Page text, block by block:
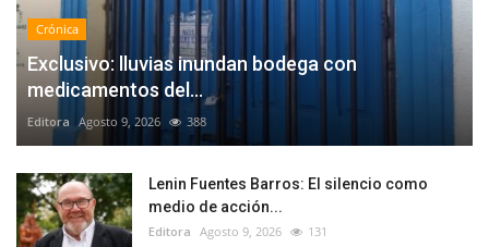
Crónica
Exclusivo: lluvias inundan bodega con
medicamentos del...
Editora Agosto 9, 2026 388
Lenin Fuentes Barros: El silencio como
medio de acción...
Editora Agosto 9, 2026 131